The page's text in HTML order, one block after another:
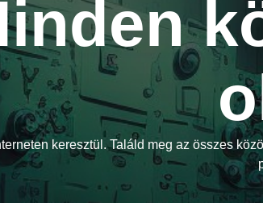
keresztül. Találd meg az összes